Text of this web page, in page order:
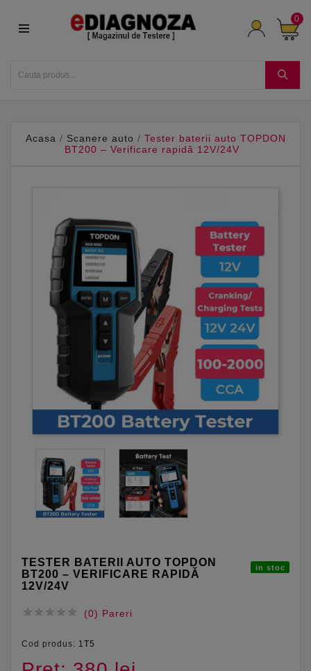
0
Acasa Scanere auto
Tester baterii auto TOPDON
BT200 – Verificare rapidă 12V/24V
TESTER BATERII AUTO TOPDON
BT200 – VERIFICARE RAPIDĂ
12V/24V
in stoc
     (0) Pareri
Cod produs: 1T5